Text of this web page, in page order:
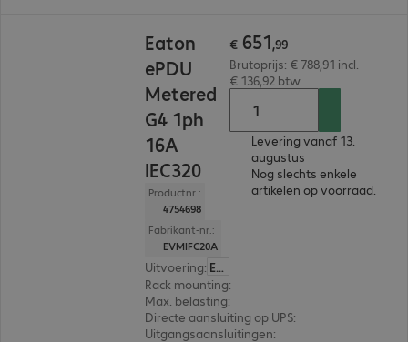
Eaton
ePDU
Metered
G4 1ph
16A
IEC320
Productnr.:
4754698
Fabrikant-nr.:
EVMIFC20A
Uitvoering: Europa
Rack mounting:
Max. belasting:
Directe aansluiting op UPS:
Uitgangsaansluitingen:
€ 651,99
Brutoprijs: € 788,91 incl.
€ 136,92 btw
Levering vanaf 13.
augustus
Nog slechts enkele
artikelen op voorraad.